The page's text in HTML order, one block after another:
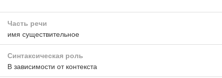
Часть речи
имя существительное
Синтаксическая роль
В зависимости от контекста